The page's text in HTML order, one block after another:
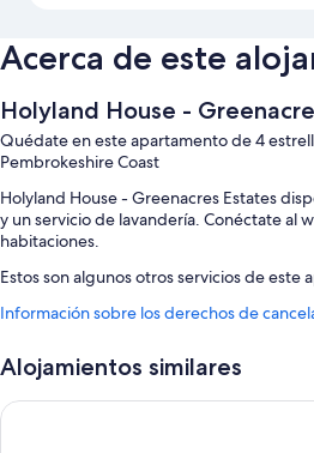
Acerca de este
Holyland House -
Quédate en este apartamento de 4
Pembrokeshire Coast
Holyland House - Greenacres Estates
y un servicio de lavandería. Conéctate al
habitaciones.
Estos son algunos otros servicios de este
Aparcamiento gratis
mascotas sin correa
Una reserva natural, consigna de
Información sobre los derechos de
Alojamientos similares
Tŷ Milford Waterfront